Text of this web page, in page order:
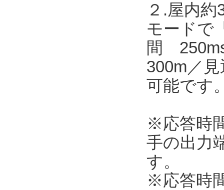
２.屋内
モードで
間
300m／
可能です
※応答時
手の出力
す。
※応答時